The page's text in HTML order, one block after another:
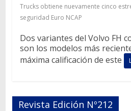
Trucks obtiene nuevamente cinco
seguridad Euro NCAP
Dos variantes del Volvo FH
son los modelos más
máxima calificación de este
Revista Edición Nº212